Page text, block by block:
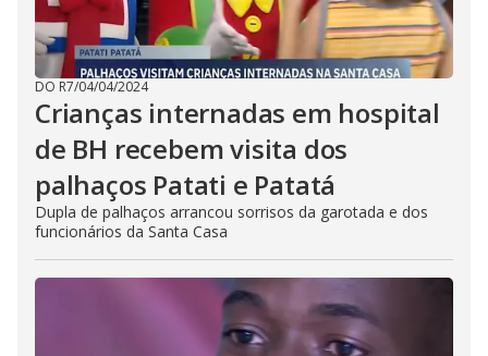
DO R7/04/04/2024
Crianças internadas em hospital
de BH recebem visita dos
palhaços Patati e Patatá
Dupla de palhaços arrancou sorrisos da garotada e dos
funcionários da Santa Casa